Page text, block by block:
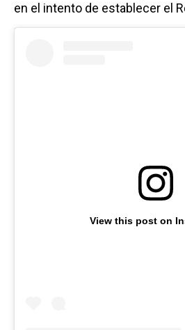
en el intento de establecer el
View this post on